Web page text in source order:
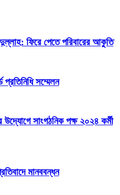
ফিরে পেতে পরিবারের আকুতি
প্রতিনিধি সম্মেলন
উদ্যোগে সাংগঠনিক পক্ষ ২০২৪ কর্মী
মানববন্ধন